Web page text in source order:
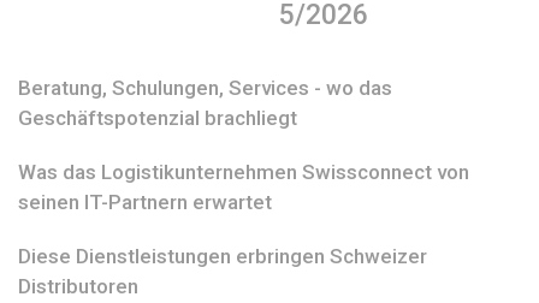
5/2026
Beratung, Schulungen, Services - wo das
Geschäftspotenzial brachliegt
Was das Logistikunternehmen Swissconnect von
seinen IT-Partnern erwartet
Diese Dienstleistungen erbringen Schweizer
Distributoren